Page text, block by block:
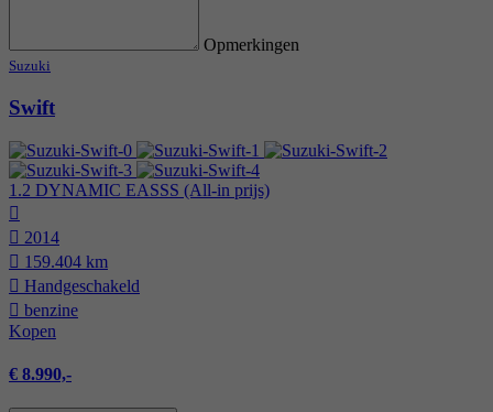
Opmerkingen
Suzuki
Swift
1.2 DYNAMIC EASSS (All-in prijs)
2014
159.404 km
Hand­geschakeld
benzine
Kopen
€ 8.990,-